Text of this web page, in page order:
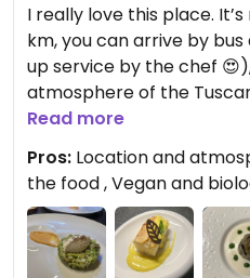
I really love this place.
km, you can arrive by
up service by the chef
atmosphere of the
The dinner was
very original and delicious.
The price was
complete experience.
I will return as soon as
Read more
Pros: Location and
the food , Vegan and